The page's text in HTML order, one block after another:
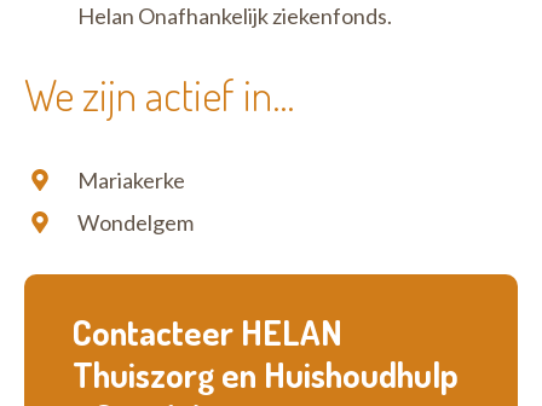
Helan Onafhankelijk ziekenfonds.
We zijn actief in...
Mariakerke
Wondelgem
Contacteer HELAN
Thuiszorg en Huishoudhulp